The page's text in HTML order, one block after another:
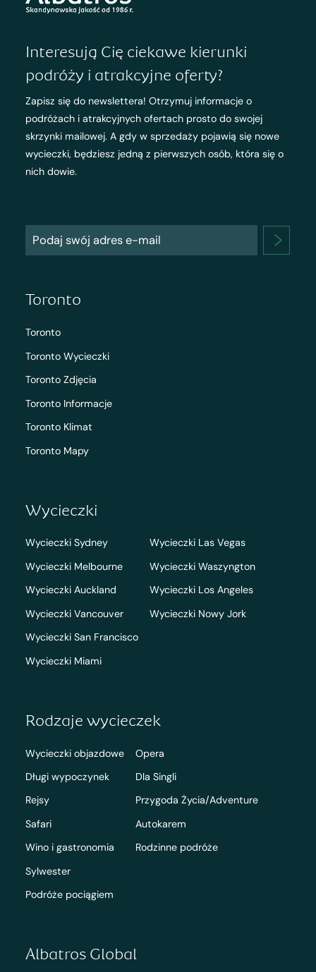
Interesują Cię ciekawe kierunki
podróży i atrakcyjne oferty?
Zapisz się do newslettera! Otrzymuj informacje o
podróżach i atrakcyjnych ofertach prosto do swojej
skrzynki mailowej. A gdy w sprzedaży pojawią się nowe
wycieczki, będziesz jedną z pierwszych osób, która się o
nich dowie.
Toronto
Toronto
Toronto Wycieczki
Toronto Zdjęcia
Toronto Informacje
Toronto Klimat
Toronto Mapy
Wycieczki
Wycieczki Sydney
Wycieczki Melbourne
Wycieczki Auckland
Wycieczki Vancouver
Wycieczki San Francisco
Wycieczki Miami
Wycieczki Las Vegas
Wycieczki Waszyngton
Wycieczki Los Angeles
Wycieczki Nowy Jork
Rodzaje wycieczek
Wycieczki objazdowe
Długi wypoczynek
Rejsy
Safari
Wino i gastronomia
Sylwester
Podróże pociągiem
Opera
Dla Singli
Przygoda Życia/Adventure
Autokarem
Rodzinne podróże
Albatros Global